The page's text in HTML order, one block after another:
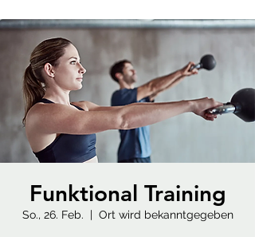
Funktional Training
So., 26. Feb.
  |
Ort wird bekanntgegeben